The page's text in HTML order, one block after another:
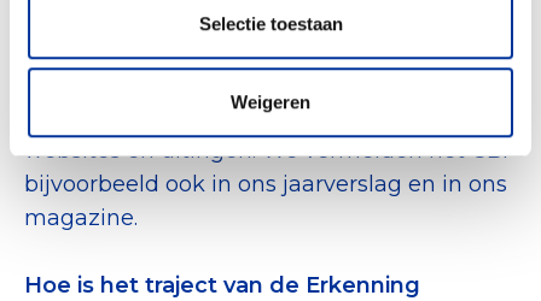
Selectie toestaan
Weigeren
te zijn? En waarom hebben jullie ervoor
gekozen het op deze manier te doen?
Erkenningspaspoort vinden op al onze
websites en uitingen. We vermelden het CBF
bijvoorbeeld ook in ons jaarverslag en in ons
magazine.
Hoe is het traject van de Erkenning